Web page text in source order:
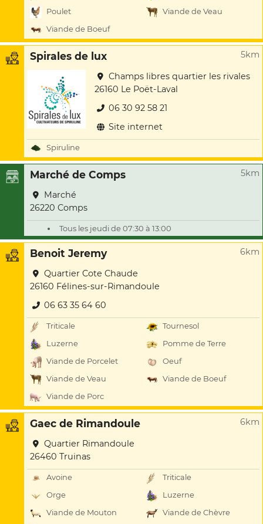
Poulet
Viande de Veau
Viande de Boeuf
Spirales de lux 5km
Champs libres quartier les rivales
26160 Le Poët-Laval
06 30 92 58 21
Site internet
Spiruline
Marché de Comps 5km
Marché
26220 Comps
Tous les jeudi de 07:30 à 13:00
Benoit Jeremy 6km
Quartier Cote Chaude
26160 Félines-sur-Rimandoule
06 63 35 64 60
Triticale
Tournesol
Luzerne
Pomme de Terre
Viande de Porcelet
Oeuf
Viande de Veau
Viande de Boeuf
Viande de Porc
Gaec de Rimandoule 6km
Quartier Rimandoule
26460 Truinas
Avoine
Triticale
Orge
Luzerne
Viande de Mouton
Viande de Chèvre